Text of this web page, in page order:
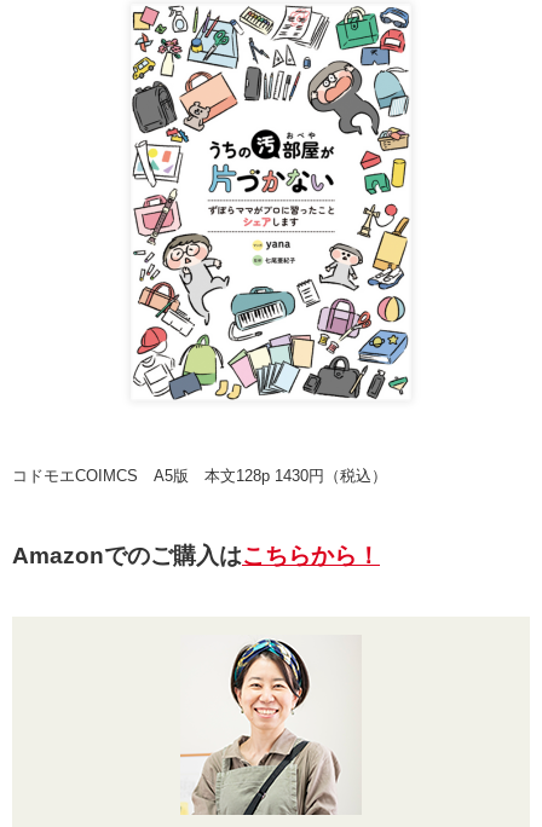
コドモエCOIMCS A5版 本文128p 1430円（税込）
Amazonでのご購入はこちらから！